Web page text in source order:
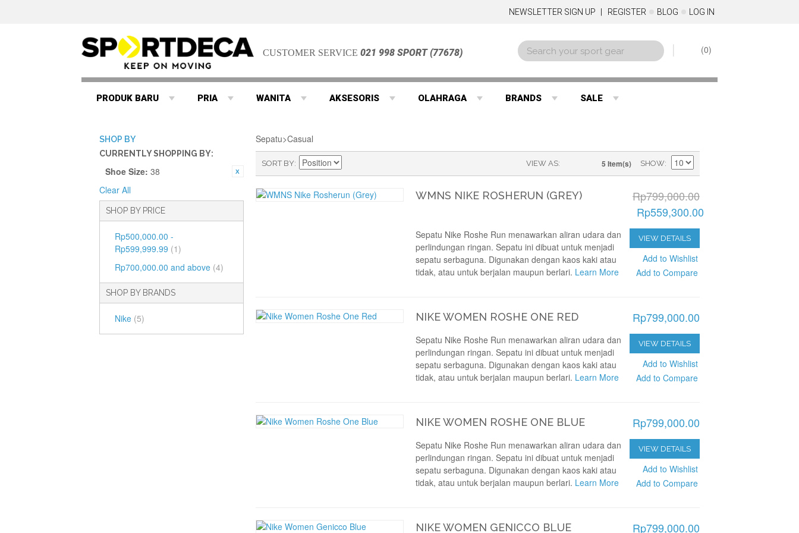
NEWSLETTER SIGN UP REGISTER BLOG LOG IN
CUSTOMER SERVICE021 998 SPORT (77678) 0
PRODUK BARU PRIA WANITA AKSESORIS OLAHRAGA BRANDS SALE
SHOP BY
CURRENTLY SHOPPING BY:
Shoe Size: 38
Clear All
SHOP BY PRICE
Rp500,000.00 -
Rp599,999.99 (1)
Rp700,000.00 and above (4)
SHOP BY BRANDS
Nike (5)
Sepatu>Casual
SORT BY VIEW AS 5 Item(s) SHOW
WMNS NIKE ROSHERUN (GREY)
Rp799,000.00
Rp559,300.00
VIEW DETAILS
Add to Wishlist
Add to Compare
Sepatu Nike Roshe Run menawarkan aliran udara dan
perlindungan ringan. Sepatu ini dibuat untuk menjadi
sepatu serbaguna. Digunakan dengan kaos kaki atau
tidak, atau untuk berjalan maupun berlari. Learn More
NIKE WOMEN ROSHE ONE RED Rp799,000.00
VIEW DETAILS
Add to Wishlist
Add to Compare
Sepatu Nike Roshe Run menawarkan aliran udara dan
perlindungan ringan. Sepatu ini dibuat untuk menjadi
sepatu serbaguna. Digunakan dengan kaos kaki atau
tidak, atau untuk berjalan maupun berlari. Learn More
NIKE WOMEN ROSHE ONE BLUE Rp799,000.00
VIEW DETAILS
Add to Wishlist
Add to Compare
Sepatu Nike Roshe Run menawarkan aliran udara dan
perlindungan ringan. Sepatu ini dibuat untuk menjadi
sepatu serbaguna. Digunakan dengan kaos kaki atau
tidak, atau untuk berjalan maupun berlari. Learn More
NIKE WOMEN GENICCO BLUE Rp799,000.00